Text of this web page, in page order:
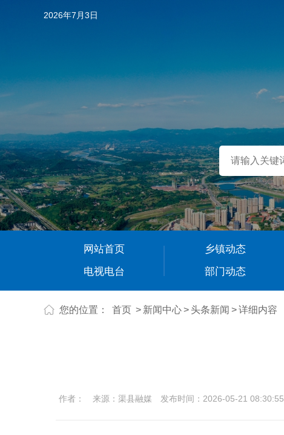
2026年7月3日
网站首页 乡镇动态
电视电台
部门动态
您的位置： 首页 > 新闻中心> 头条新闻 >详细内容
作者： 来源：渠县融媒 发布时间：2026-05-21 08:30:55